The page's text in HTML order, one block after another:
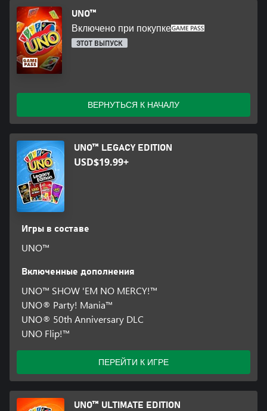
UNO™
Включено при покупке
ЭТОТ ВЫПУСК
ВЕРНУТЬСЯ К НАЧАЛУ
UNO™ LEGACY EDITION
USD$19.99+
Игры в составе
UNO™
Включенные дополнения
UNO™ SHOW 'EM NO MERCY!™
UNO® Party! Mania™
UNO® 50th Anniversary DLC
UNO Flip!™
ПЕРЕЙТИ К ИГРЕ
UNO™ ULTIMATE EDITION